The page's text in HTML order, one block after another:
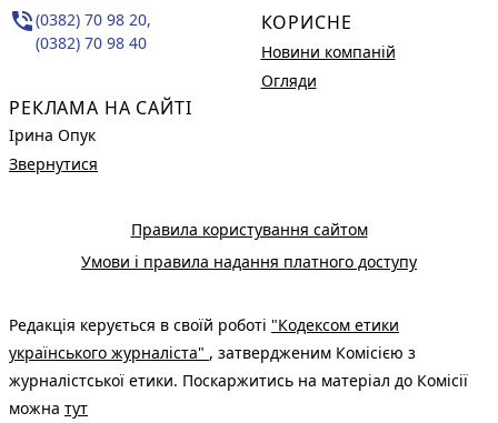
phone_in_talk(0382) 70 98 20,
(0382) 70 98 40
РЕКЛАМА НА САЙТІ
Ірина Опук
Звернутися
КОРИСНЕ
Новини компаній
Огляди
Правила користування сайтом
Умови і правила надання платного доступу
Редакція керується в своїй роботі "Кодексом етики
українського журналіста" , затвердженим Комісією з
журналістської етики. Поскаржитись на матеріал до Комісії
можна тут